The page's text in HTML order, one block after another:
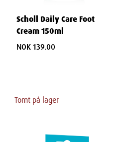
Scholl Daily Care Foot
Cream 150ml
NOK 139.00
Tomt på lager